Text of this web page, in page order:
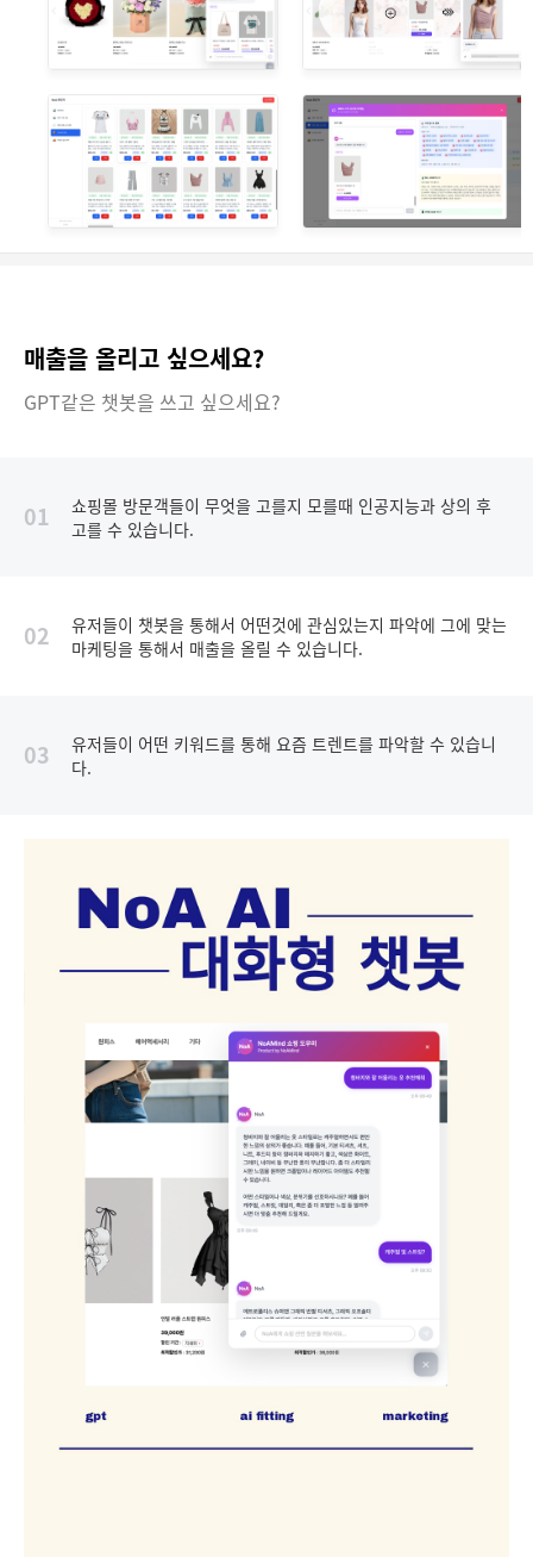
매출을 올리고 싶으세요?
GPT같은 챗봇을 쓰고 싶으세요?
01
쇼핑몰 방문객들이 무엇을 고를지 모를때 인공지능과 상의 후
고를 수 있습니다.
02
유저들이 챗봇을 통해서 어떤것에 관심있는지 파악에 그에 맞는
마케팅을 통해서 매출을 올릴 수 있습니다.
03
유저들이 어떤 키워드를 통해 요즘 트렌트를 파악할 수 있습니
다.